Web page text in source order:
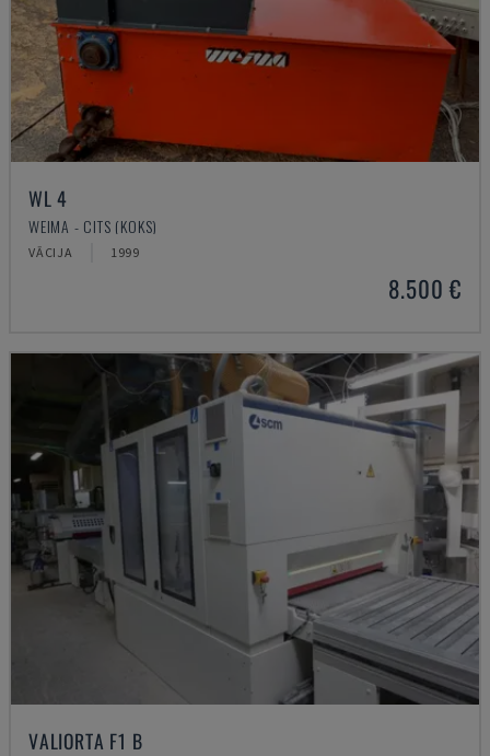
WL 4
WEIMA - CITS (KOKS)
VĀCIJA 1999
8.500 €
VALIORTA F1 B